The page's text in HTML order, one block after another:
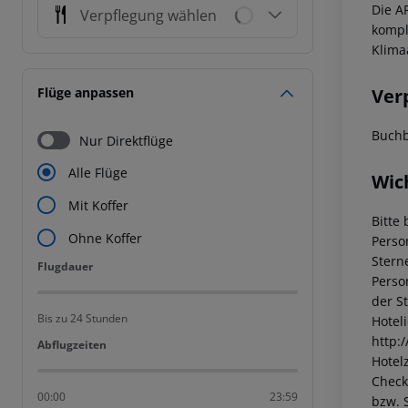
Verpflegung wählen
Flüge anpassen
Nur Direktflüge
Alle Flüge
Mit Koffer
Ohne Koffer
Flugdauer
Flugdauer
Bis zu 24 Stunden
Abflugzeiten
Abflugzeiten
00:00 23:59
Die
Bitte
der
bzw.